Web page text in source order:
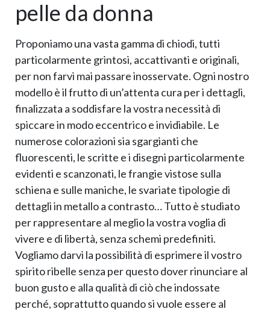
pelle da donna
Proponiamo una vasta gamma di chiodi, tutti
particolarmente grintosi, accattivanti e originali,
per non farvi mai passare inosservate. Ogni nostro
modello è il frutto di un’attenta cura per i dettagli,
finalizzata a soddisfare la vostra necessità di
spiccare in modo eccentrico e invidiabile. Le
numerose colorazioni sia sgargianti che
fluorescenti, le scritte e i disegni particolarmente
evidenti e scanzonati, le frangie vistose sulla
schiena e sulle maniche, le svariate tipologie di
dettagli in metallo a contrasto… Tutto è studiato
per rappresentare al meglio la vostra voglia di
vivere e di libertà, senza schemi predefiniti.
Vogliamo darvi la possibilità di esprimere il vostro
spirito ribelle senza per questo dover rinunciare al
buon gusto e alla qualità di ciò che indossate
perché, soprattutto quando si vuole essere al